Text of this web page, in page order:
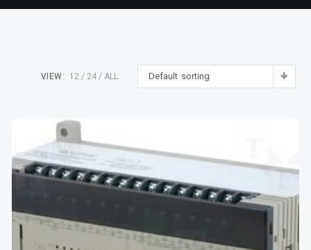
Default sorting
VIEW: 12 24 ALL: